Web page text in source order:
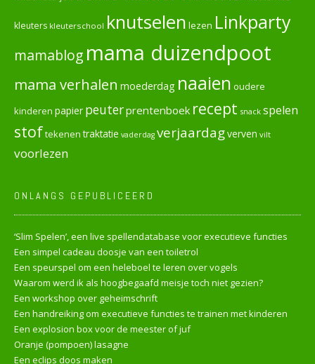
kleuters kleuterschool knutselen lezen Linkparty
mamablog mama duizendpoot
mama verhalen moederdag naaien oudere
kinderen papier peuterprentenboek recept snack spelen
stoftekenen traktatie vaderdag verjaardagverven vilt
voorlezen
ONLANGS GEPUBLICEERD
‘Slim Spelen’, een live spellendatabase voor executieve functies
Een simpel cadeau doosje van een toiletrol
Een speurspel om een heleboel te leren over vogels
Waarom werd ik als hoogbegaafd meisje toch niet gezien?
Een workshop over geheimschrift
Een handreiking om executieve functies te trainen met kinderen
Een explosion box voor de meester of juf
Oranje (pompoen) lasagne
Een eclips doos maken